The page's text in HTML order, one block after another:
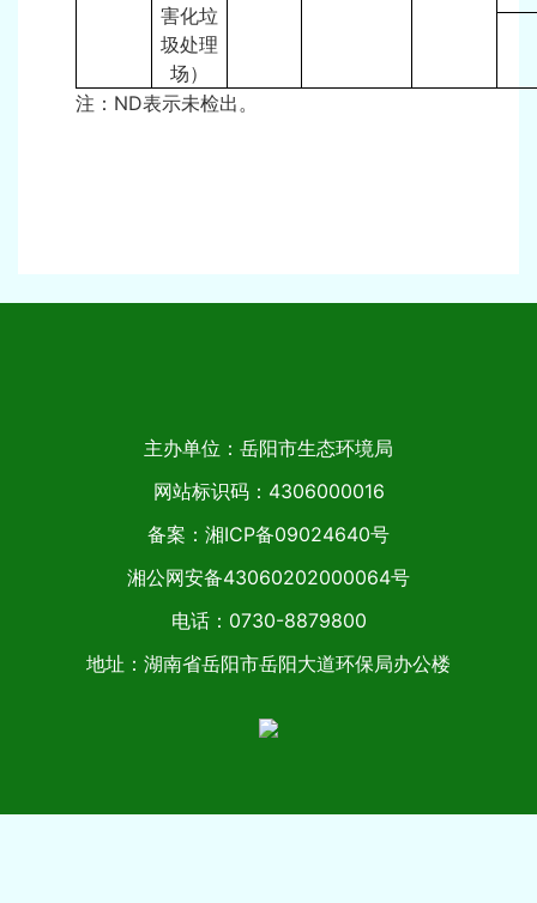
害化垃
圾处理
场）
注：ND表示未检出。
主办单位：岳阳市生态环境局
网站标识码：4306000016
备案：湘ICP备09024640号
湘公网安备43060202000064号
电话：0730-8879800
地址：湖南省岳阳市岳阳大道环保局办公楼